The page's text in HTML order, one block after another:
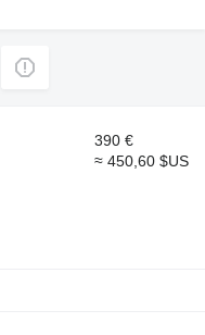
390 €
≈ 450,60 $US